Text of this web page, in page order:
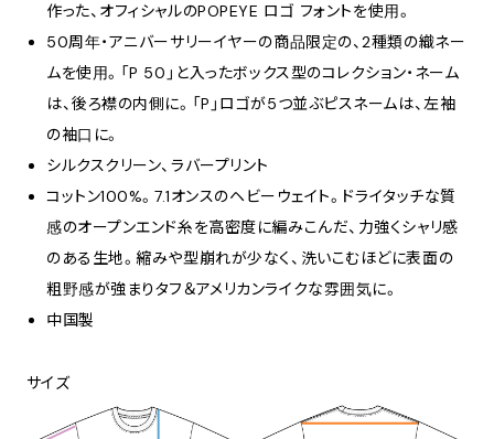
作った、オフィシャルのPOPEYE ロゴ フォントを使用。
50周年・アニバーサリーイヤーの商品限定の、2種類の織ネー
ムを使用。「P 50」と入ったボックス型のコレクション・ネーム
は、後ろ襟の内側に。「P」ロゴが5つ並ぶピスネームは、左袖
の袖口に。
シルクスクリーン、ラバープリント
コットン100%。7.1オンスのヘビーウェイト。ドライタッチな質
感のオープンエンド糸を高密度に編みこんだ、力強くシャリ感
のある生地。縮みや型崩れが少なく、洗いこむほどに表面の
粗野感が強まりタフ＆アメリカンライクな雰囲気に。
中国製
サイズ